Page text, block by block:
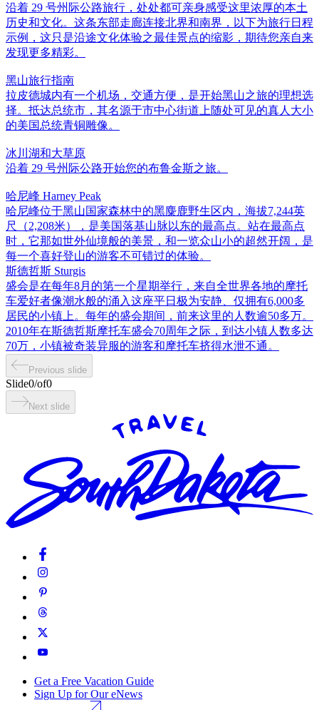
沿着 29 号州际公路旅行，处处都可亲身感受这里浓厚的本土
历史和文化。这条东部走廊连接北界和南界，以下为旅行日程
示例，这只是沿途文化体验之最佳景点的缩影，期待您亲自来
发现更多精彩。
黑山旅行指南
拉皮德城内有一个机场，交通方便，是开始黑山之旅的理想选
择。抵达总统市，其名源于市中心街道上随处可见的真人大小
的美国总统青铜雕像。
冰川湖和大草原
沿着 29 号州际公路开始您的布鲁金斯之旅。
哈尼峰 Harney Peak
哈尼峰位于黑山国家森林中的黑麋鹿野生区内，海拔7,244英
尺（2,208米），是美国落基山脉以东的最高点。站在最高点
时，它那如世外仙境般的美景，和一览众山小的超然开阔，是
每一个喜好登山的游客不可错过的体验。
斯德哲斯 Sturgis
盛会是在每年8月的第一个星期举行，来自全世界各地的摩托
车爱好者像潮水般的涌入这座平日极为安静、仅拥有6,000多
居民的小镇上。每年的盛会期间，前来这里的人数逾50多万。
2010年在斯德哲斯摩托车盛会70周年之际，到达小镇人数多达
70万，小镇被奇装异服的游客和摩托车挤得水泄不通。
Previous slide
Slide0/of0
Next slide
Get a Free Vacation Guide
Sign Up for Our eNews